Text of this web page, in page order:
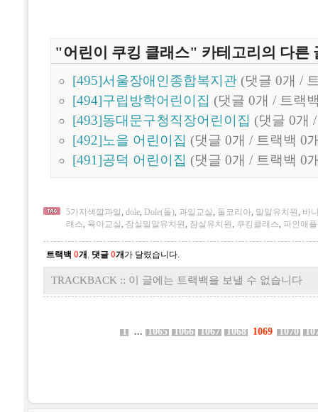
"어린이 쿠킹 클래스" 카테고리의 다른
[495]서울장애인종합복지관 (댓글 0개 /
[494]구립방학어린이집 (댓글 0개 / 트랙
[493]동대문구청직장어린이집 (댓글 0개
[492]노을 어린이집 (댓글 0개 / 트랙백 0
[491]공덕 어린이집 (댓글 0개 / 트랙백 0
5가지색깔과일 , dole, Dole(돌), 과일교실 , 돌코리아, 밀알유치원, 바
래스, 육아교실 , 잠실밀알유치원, 잠실유치원, 쿠킹클래스, 파인애플
트랙백 0개 , 댓글 0개 가 달렸습니다.
TRACKBACK :: 이 글에는 트랙백을 보낼 수 없습니다
1 ... 1065 1066 1067 1068 1069 1070